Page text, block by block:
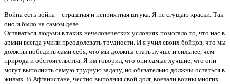
Война есть война – страшная и неприятная штука. Я не сгущаю краски. Так
оно и было на самом деле.
Оставаться людьми в таких нечеловеческих условиях помогало то, что нас в
армии всегда учили преодолевать трудности. И я учил своих бойцов, что мы
должны победить сами себя, что мы должны стать лучше и сильнее, чем
природа и обстоятельства. Я им говорил, что они самые лучшие, что они
могут выполнить самую трудную задачу, но обязательно должны остаться в
живых. В Афганистане, честно выполняя свой долг, воевали воины многих